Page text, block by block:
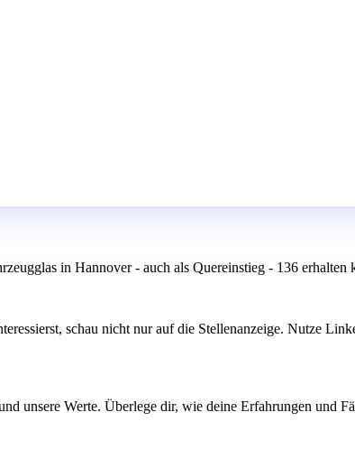
in Hannover - auch als Quereinstieg - 136 erhalten
schau nicht nur auf die Stellenanzeige. Nutze
unsere Werte. Überlege dir, wie deine Erfahrungen und